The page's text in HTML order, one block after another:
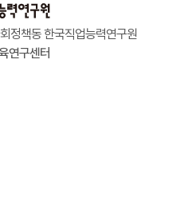
정책동 한국직업능력연구원
연구센터